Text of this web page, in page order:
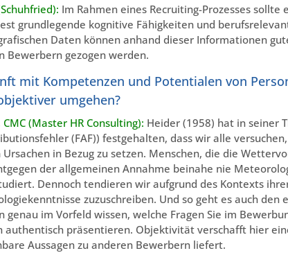
Im Rahmen eines Recruiting-Prozesses sollte
grundlegende kognitive Fähigkeiten und
Daten können anhand dieser Informationen
Bewerbern gezogen werden.
mit Kompetenzen und Potentialen von
umgehen?
(Master HR Consulting): Heider (1958) hat in seiner
(FAF)) festgehalten, dass wir alle
in Bezug zu setzen. Menschen, die die
der allgemeinen Annahme beinahe nie
Dennoch tendieren wir aufgrund des Kontexts
zuzuschreiben. Und so geht es auch den
genau im Vorfeld wissen, welche Fragen Sie im
authentisch präsentieren. Objektivität verschafft hier
Aussagen zu anderen Bewerbern liefert.